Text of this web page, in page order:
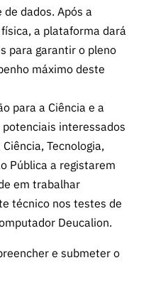
dados. Após a
a plataforma dará
para garantir o pleno
máximo deste
para a Ciência e a
potenciais interessados
Tecnologia,
Pública a registarem
em trabalhar
técnico nos testes de
Deucalion.
e submeter o